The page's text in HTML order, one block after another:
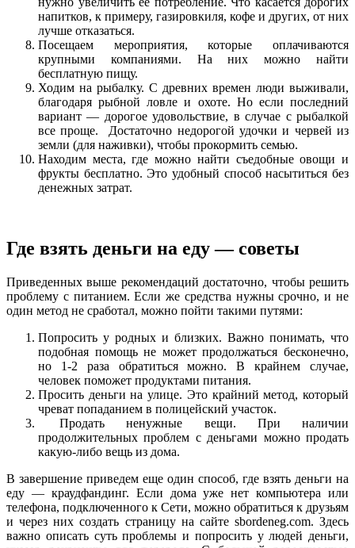
напитков, к примеру, газировкиля, кофе и других, от них
лучше отказаться.
Посещаем мероприятия, которые оплачиваются
крупными компаниями. На них можно найти
бесплатную пищу.
Ходим на рыбалку. С древних времен люди выживали,
благодаря рыбной ловле и охоте. Но если последний
вариант — дорогое удовольствие, в случае с рыбалкой
все проще. Достаточно недорогой удочки и червей из
земли (для наживки), чтобы прокормить семью.
Находим места, где можно найти съедобные овощи и
фрукты бесплатно. Это удобный способ насытиться без
денежных затрат.
Где взять деньги на еду — советы
Приведенных выше рекомендаций достаточно, чтобы решить
проблему с питанием. Если же средства нужны срочно, и не
один метод не сработал, можно пойти такими путями:
Попросить у родных и близких. Важно понимать, что
подобная помощь не может продолжаться бесконечно,
но 1-2 раза обратиться можно. В крайнем случае,
человек поможет продуктами питания.
Просить деньги на улице. Это крайний метод, который
чреват попаданием в полицейский участок.
Продать ненужные вещи. При наличии
продолжительных проблем с деньгами можно продать
какую-либо вещь из дома.
В завершение приведем еще один способ, где взять деньги на
еду — краудфандинг. Если дома уже нет компьютера или
телефона, подключенного к Сети, можно обратиться к друзьям
и через них создать страницу на сайте sbordeneg.com. Здесь
важно описать суть проблемы и попросить у людей деньги,